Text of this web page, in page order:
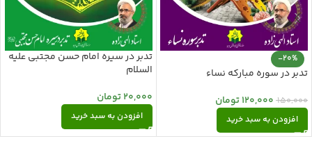
-20%
تدبر در سوره مبارکه نساء
150,000
120,000تومان
افزودن به سبد خرید
تدبر در سیره امام حسن مجتبی علیه
السلام
20,000تومان
افزودن به سبد خرید